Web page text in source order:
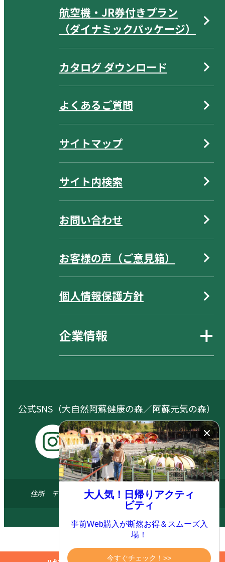
航空機・JR券付きプラン
（ダイナミックパッケージ）
カタログ ダウンロード
よくあるご質問
サイトマップ
サイト内検索
お問い合わせ
お客様の声（ご意見箱）
個人情報保護方針
企業情報
公式SNS（大自然阿蘇健康の森／阿蘇元気の森）
s
g
a
Y
o
u
t
b
X
F
a
o
住所 〒869-1404 熊本県阿蘇郡南阿蘇村河陽5579-3
大人気！日帰りアクティ
ビティ
事前Web購入が断然お得＆スムーズ入
場！
今すぐチェック！>>